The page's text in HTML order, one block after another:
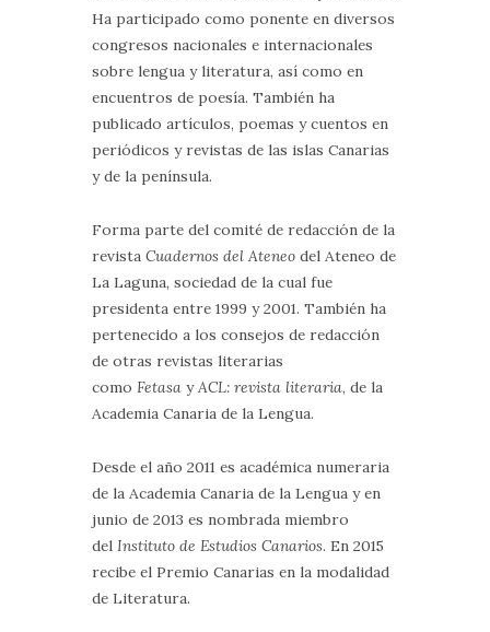
Ha participado como ponente en diversos
congresos nacionales e internacionales
sobre lengua y literatura, así como en
encuentros de poesía. También ha
publicado artículos, poemas y cuentos en
periódicos y revistas de las islas Canarias
y de la península.
Forma parte del comité de redacción de la
revista Cuadernos del Ateneo del Ateneo de
La Laguna, sociedad de la cual fue
presidenta entre 1999 y 2001. También ha
pertenecido a los consejos de redacción
de otras revistas literarias
como Fetasa yACL: revista literaria, de la
Academia Canaria de la Lengua.
Desde el año 2011 es académica numeraria
de la Academia Canaria de la Lengua y en
junio de 2013 es nombrada miembro
del Instituto de Estudios Canarios. En 2015
recibe el Premio Canarias en la modalidad
de Literatura.